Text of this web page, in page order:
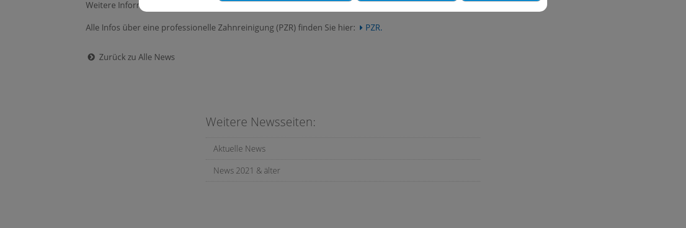
Weitere Informationen über die Fachmesse finden Sie auf deren
Homepage.
Alle Infos über eine professionelle Zahnreinigung (PZR) finden Sie hier:
PZR.
Zurück zu Alle News
Weitere Newsseiten:
Aktuelle News
News 2021 & älter